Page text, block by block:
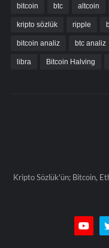
bitcoin btc altcoin
kripto sözlük ripple
bitcoin analiz btc analiz
libra Bitcoin Halving
Kripto Sözlük'ün; Bitcoin,